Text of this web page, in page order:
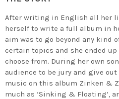
After writing in English all her
herself to write a full album in
aim was to go beyond any kind
certain topics and she ended
choose from. During her own
audience to be jury and give
music on this album Zinken &
much as ‘Sinking & Floating’,